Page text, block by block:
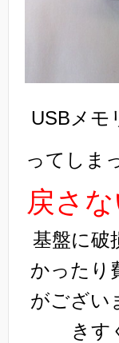
USBメモ
ってしま
戻さ
基盤に破
かったり
がござい
きす